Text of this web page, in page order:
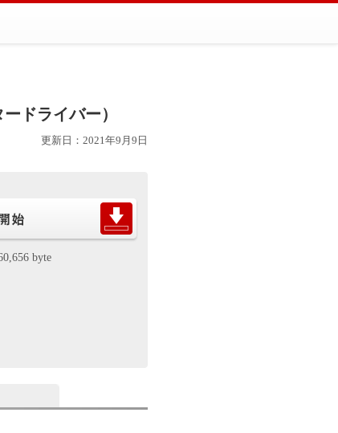
ドライバー）
更新日：2021年9月9日
byte